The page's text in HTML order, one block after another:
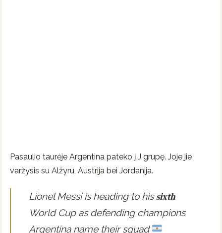
Pasaulio taurėje Argentina pateko į J grupę. Joje jie
varžysis su Alžyru, Austrija bei Jordanija.
Lionel Messi is heading to his 𝐬𝐢𝐱𝐭𝐡
World Cup as defending champions
Argentina name their squad